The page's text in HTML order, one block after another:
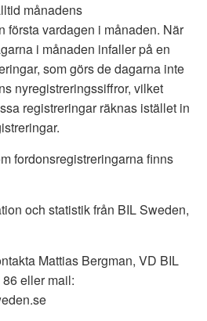
månadens
första vardagen i månaden. När
i månaden infaller på en
som görs de dagarna inte
nyregistreringssiffror, vilket
registreringar räknas istället in
fordonsregistreringarna finns
och statistik från BIL Sweden,
Mattias Bergman, VD BIL
eller mail: